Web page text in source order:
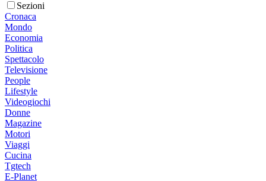
Sezioni
Cronaca
Mondo
Economia
Politica
Spettacolo
Televisione
People
Lifestyle
Videogiochi
Donne
Magazine
Motori
Viaggi
Cucina
Tgtech
E-Planet